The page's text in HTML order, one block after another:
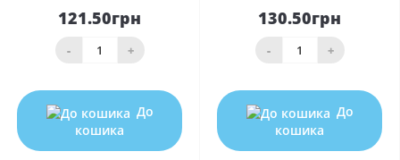
121.50грн
- +
До
кошика
130.50грн
- +
До
кошика